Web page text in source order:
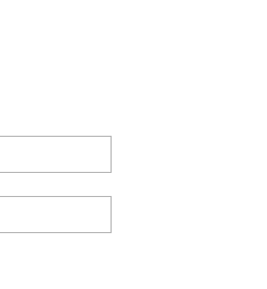
Posta:*